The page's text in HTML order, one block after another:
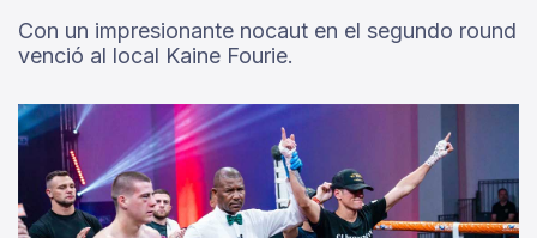
Con un impresionante nocaut en el segundo round
venció al local Kaine Fourie.